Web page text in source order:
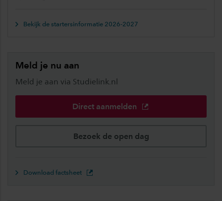
Bekijk de startersinformatie 2026-2027
Meld je nu aan
Meld je aan via Studielink.nl
Direct aanmelden
Bezoek de open dag
Download factsheet